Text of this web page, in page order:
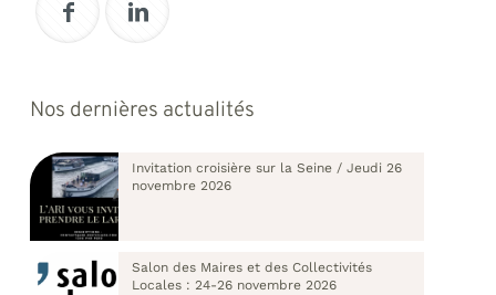
Nos dernières actualités
Invitation croisière sur la Seine / Jeudi 26
novembre 2026
Salon des Maires et des Collectivités
Locales : 24-26 novembre 2026